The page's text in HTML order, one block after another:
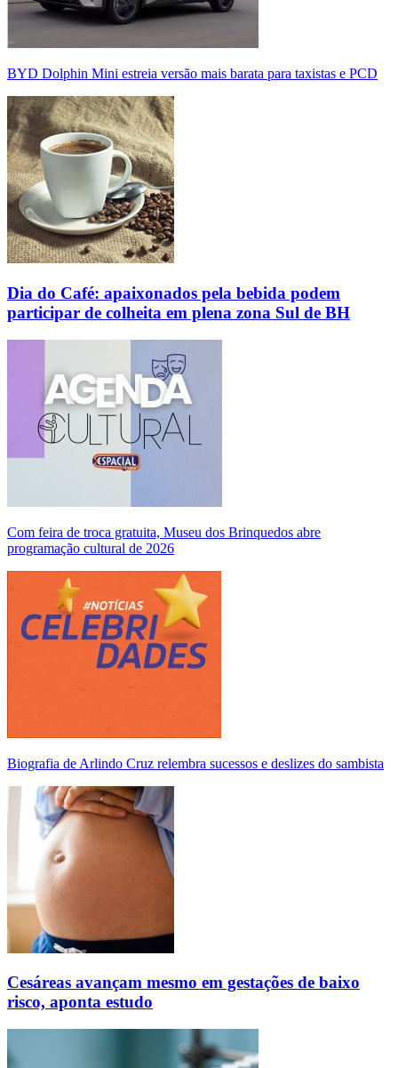
BYD Dolphin Mini estreia versão mais barata para taxistas e PCD
Dia do Café: apaixonados pela bebida podem
participar de colheita em plena zona Sul de BH
Com feira de troca gratuita, Museu dos Brinquedos abre
programação cultural de 2026
Biografia de Arlindo Cruz relembra sucessos e deslizes do sambista
Cesáreas avançam mesmo em gestações de baixo
risco, aponta estudo